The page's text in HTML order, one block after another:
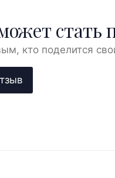
стать
кто поделится